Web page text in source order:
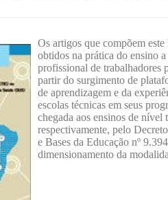
Os artigos que compõem
obtidos na prática do ensino
profissional de trabalhadores
partir do surgimento de
de aprendizagem e da
escolas técnicas em seus
chegada aos ensinos de nível
respectivamente, pelo
e Bases da Educação nº
dimensionamento da